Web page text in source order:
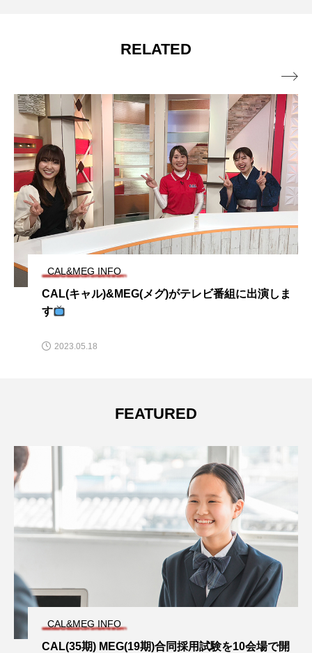
RELATED
CAL&MEG INFO
CAL(キャル)&MEG(メグ)がテレビ番組に出演しま
す
2023.05.18

FEATURED
CAL&MEG INFO
CAL(35期) MEG(19期)合同採用試験を10会場で開